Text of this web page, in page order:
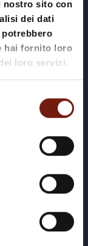
nostro sito con
dei dati
hai fornito loro
loro servizi.
di
la persona
avanti, ti